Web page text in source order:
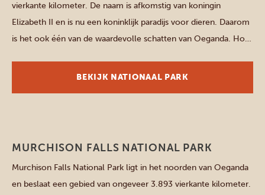
vierkante kilometer. De naam is afkomstig van koningin
Elizabeth II en is nu een koninklijk paradijs voor dieren. Daarom
is het ook één van de waardevolle schatten van Oeganda. Hou
door alle soorten dieren die hier […]
BEKIJK NATIONAAL PARK
Noordelijke parken
MURCHISON FALLS NATIONAL PARK
Murchison Falls National Park ligt in het noorden van Oeganda
en beslaat een gebied van ongeveer 3.893 vierkante kilometer.